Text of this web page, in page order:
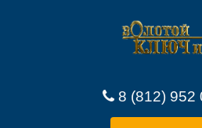
8 (812) 952